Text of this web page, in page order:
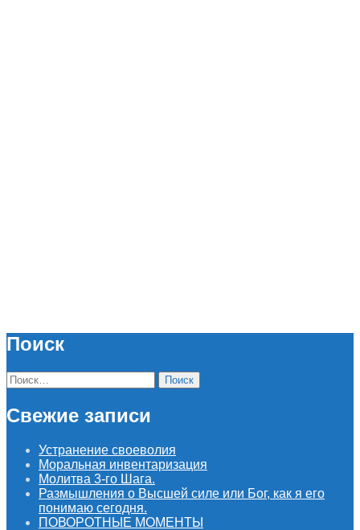
Поиск
Найти:
Свежие записи
Устранение своеволия
Моральная инвентаризация
Молитва 3-го Шага.
Размышления о Высшей силе или Бог, как я его
понимаю сегодня.
ПОВОРОТНЫЕ МОМЕНТЫ